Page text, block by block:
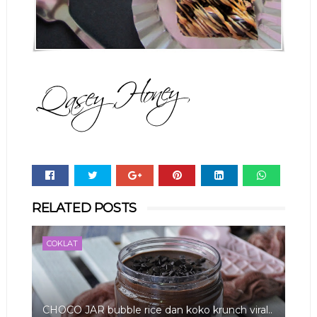
RELATED POSTS
COKLAT
CHOCO JAR bubble rice dan koko krunch viral..